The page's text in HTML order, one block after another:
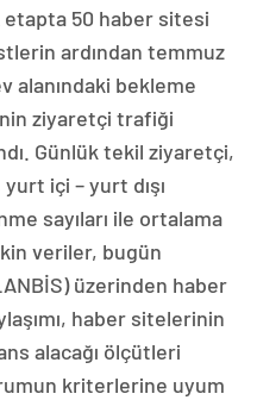
50 haber sitesi
ardından temmuz
alanındaki bekleme
ziyaretçi trafiği
Günlük tekil ziyaretçi,
içi – yurt dışı
sayıları ile ortalama
veriler, bugün
üzerinden haber
haber sitelerinin
alacağı ölçütleri
kriterlerine uyum